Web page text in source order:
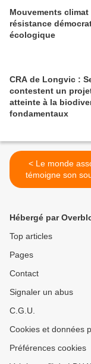
Mouvements
résistance
écologique
CRA de Longvic : Sept organisations
contestent un
atteinte à la
fondamentaux
< Le monde associatif
témoigne son
l’Acort
Hébergé par
Top articles
Pages
Contact
Signaler un abus
C.G.U.
Cookies et données
Préférences cookies